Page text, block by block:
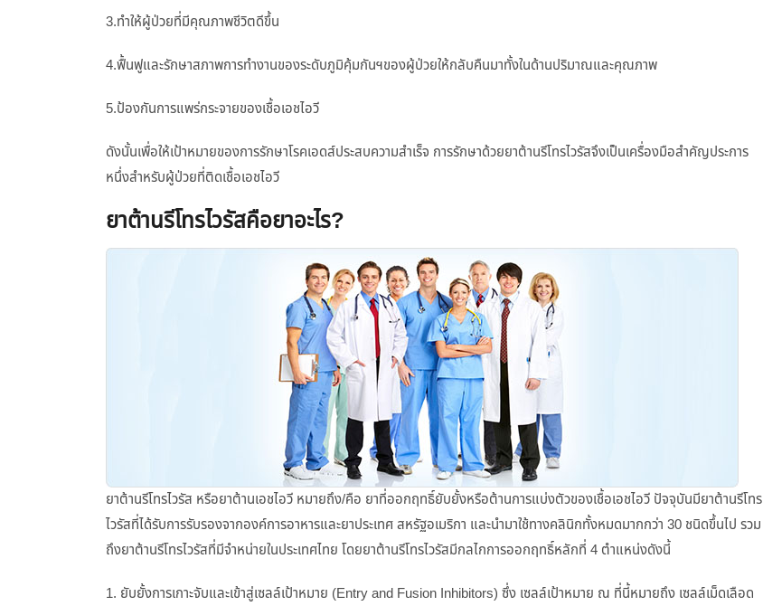
3.ทำให้ผู้ป่วยที่มีคุณภาพชีวิตดีขึ้น
4.ฟื้นฟูและรักษาสภาพการทำงานของระดับภูมิคุ้มกันฯของผู้ป่วยให้กลับคืนมาทั้งในด้านปริมาณและคุณภาพ
5.ป้องกันการแพร่กระจายของเชื้อเอชไอวี
ดังนั้นเพื่อให้เป้าหมายของการรักษาโรคเอดส์ประสบความสำเร็จ การรักษาด้วยยาต้านรีโทรไวรัสจึงเป็นเครื่องมือสำคัญประการ
หนึ่งสำหรับผู้ป่วยที่ติดเชื้อเอชไอวี
ยาต้านรีโทรไวรัสคือยาอะไร?
ยาต้านรีโทรไวรัส หรือยาต้านเอชไอวี หมายถึง/คือ ยาที่ออกฤทธิ์ยับยั้งหรือต้านการแบ่งตัวของเชื้อเอชไอวี ปัจจุบันมียาต้านรีโทร
ไวรัสที่ได้รับการรับรองจากองค์การอาหารและยาประเทศ สหรัฐอเมริกา และนำมาใช้ทางคลินิกทั้งหมดมากกว่า 30 ชนิดขึ้นไป รวม
ถึงยาต้านรีโทรไวรัสที่มีจำหน่ายในประเทศไทย โดยยาต้านรีโทรไวรัสมีกลไกการออกฤทธิ์หลักที่ 4 ตำแหน่งดังนี้
1. ยับยั้งการเกาะจับและเข้าสู่เซลล์เป้าหมาย (Entry and Fusion Inhibitors) ซึ่ง เซลล์เป้าหมาย ณ ที่นี้หมายถึง เซลล์เม็ดเลือด